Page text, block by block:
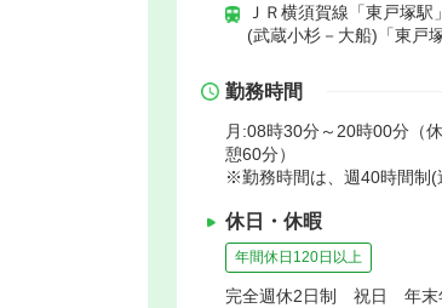
ＪＲ横須賀線「東戸塚
(武蔵小杉－大船)「東戸
勤務時間
月:08時30分～20時00分（
憩60分）
※勤務時間は、週40時間制(
休日・休暇
年間休日120日以上
完全週休2日制 祝日 年